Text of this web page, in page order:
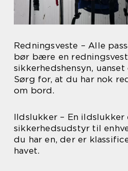
Redningsveste – Alle
bør bære en
sikkerhedshensyn,
Sørg for, at du har nok
om bord.
Ildslukker – En
sikkerhedsudstyr til
du har en, der er
havet.